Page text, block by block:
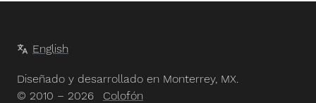
English
Diseñado y desarrollado en Monterrey, MX.
© 2010 – 2026
Colofón